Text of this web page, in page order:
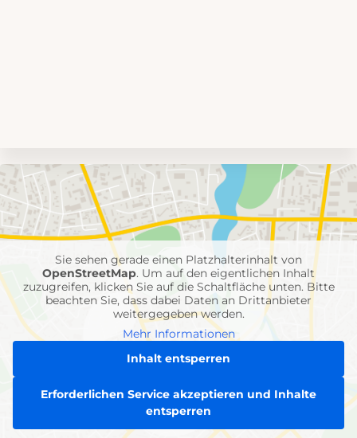
Umgebungskarte
mit
Feuerwehr-
Einheiten
Sie sehen gerade einen Platzhalterinhalt von
OpenStreetMap. Um auf den eigentlichen Inhalt
zuzugreifen, klicken Sie auf die Schaltfläche unten. Bitte
beachten Sie, dass dabei Daten an Drittanbieter
weitergegeben werden.
Mehr Informationen
Inhalt entsperren
Erforderlichen Service akzeptieren und Inhalte
entsperren